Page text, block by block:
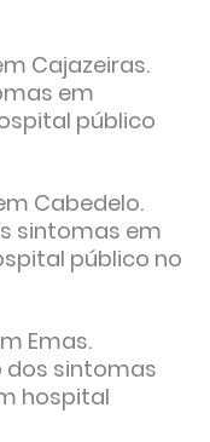
Cajazeiras.
em
público
Cabedelo.
sintomas em
público no
Emas.
dos sintomas
hospital